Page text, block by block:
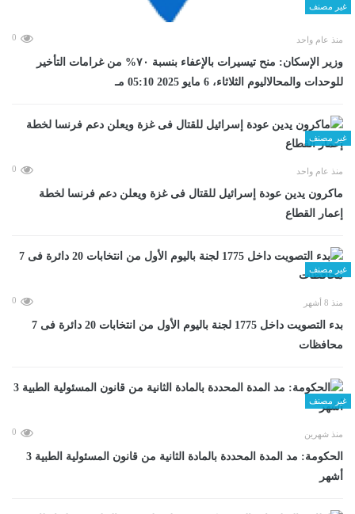
غير مصنف
منذ عام واحد 0
وزير الإسكان: منح تيسيرات بالإعفاء بنسبة ٧٠% من غرامات التأخير
للوحدات والمحالاليوم الثلاثاء، 6 مايو 2025 05:10 مـ
غير مصنف
منذ عام واحد 0
ماكرون يدين عودة إسرائيل للقتال فى غزة ويعلن دعم فرنسا لخطة
إعمار القطاع
غير مصنف
منذ 8 أشهر 0
بدء التصويت داخل 1775 لجنة باليوم الأول من انتخابات 20 دائرة فى 7
محافظات
غير مصنف
منذ شهرين 0
الحكومة: مد المدة المحددة بالمادة الثانية من قانون المسئولية الطبية 3
أشهر